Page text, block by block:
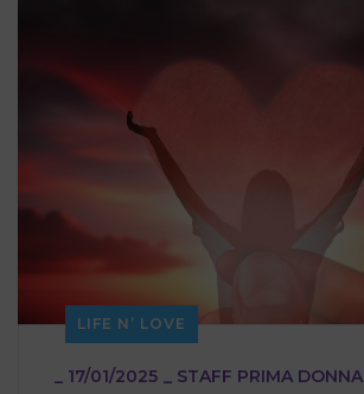
LIFE N’ LOVE
_ 17/01/2025 _ STAFF PRIMA DONNA